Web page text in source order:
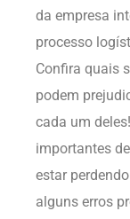
da empresa
processo
Confira quais
podem
cada um
importantes
estar
alguns erros